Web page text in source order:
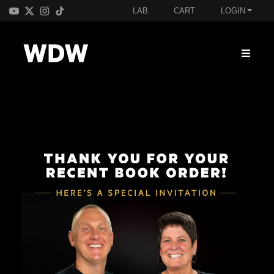
LAB CART LOGIN